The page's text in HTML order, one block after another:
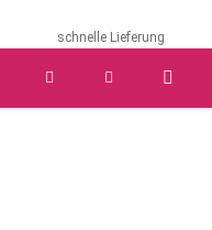
schnelle Lieferung